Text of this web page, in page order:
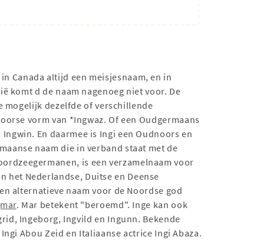
Canada altijd een meisjesnaam, en in
komt d de naam nagenoeg niet voor. De
mogelijk dezelfde of verschillende
vorm van *Ingwaz. Of een Oudgermaans
En daarmee is Ingi een Oudnoors en
naam die in verband staat met de
is een verzamelnaam voor
het Nederlandse, Duitse en Deense
alternatieve naam voor de Noordse god
. Mar betekent "beroemd". Inge kan ook
Ingeborg, Ingvild en Ingunn. Bekende
Abou Zeid en Italiaanse actrice Ingi Abaza.